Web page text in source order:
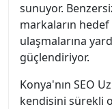
sunuyor.
markaların
ulaşmalarına
güçlendiriyor.
Konya'nın SEO
kendisini sürekli